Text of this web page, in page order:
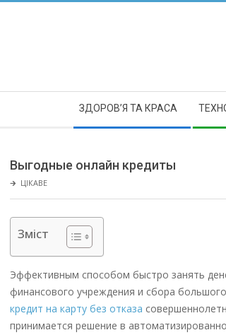
ЗДОРОВ’Я ТА КРАСА
Выгодные онлайн кредиты
🡲 ЦІКАВЕ
Зміст
Эффективным способом быстро занять
финансового учреждения и сбора
кредит на карту без отказа
принимается решение в